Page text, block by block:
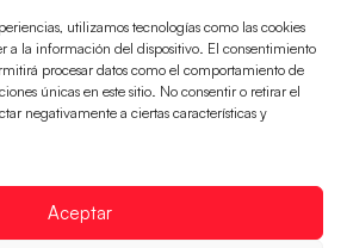
utilizamos tecnologías como las cookies
a la información del dispositivo. El consentimiento
procesar datos como el comportamiento de
únicas en este sitio. No consentir o retirar el
negativamente a ciertas características y
Aceptar